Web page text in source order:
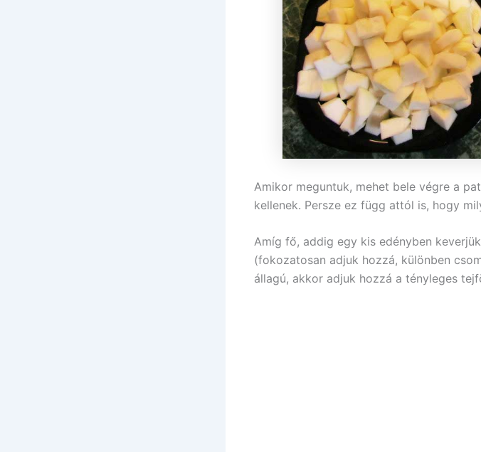
Amikor meguntuk, mehet bele végre a
kellenek. Persze ez függ attól is, hogy
Amíg fő, addig egy kis edényben
(fokozatosan adjuk hozzá, különben
állagú, akkor adjuk hozzá a tényleges